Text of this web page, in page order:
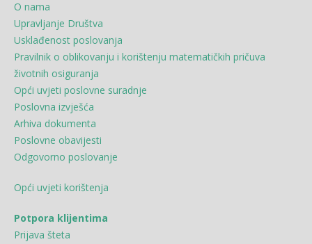
O nama
Upravljanje Društva
Usklađenost poslovanja
Pravilnik o oblikovanju i korištenju matematičkih pričuva
životnih osiguranja
Opći uvjeti poslovne suradnje
Poslovna izvješća
Arhiva dokumenta
Poslovne obavijesti
Odgovorno poslovanje
Opći uvjeti korištenja
Potpora klijentima
Prijava šteta